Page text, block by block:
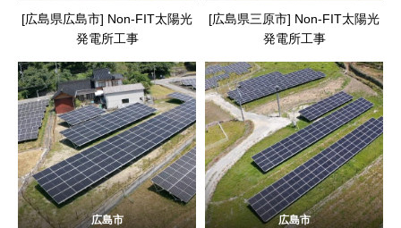
[広島県広島市] Non-FIT太陽光
発電所工事
[広島県三原市] Non-FIT太陽光
発電所工事
広島市 広島市